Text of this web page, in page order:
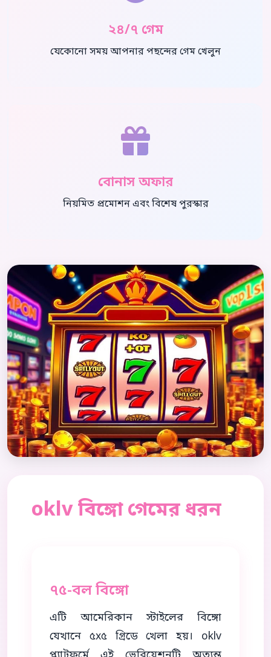
২৪/৭ গেম
যেকোনো সময় আপনার পছন্দের গেম খেলুন
বোনাস অফার
নিয়মিত প্রমোশন এবং বিশেষ পুরস্কার
oklv বিঙ্গো গেমের ধরন
৭৫-বল বিঙ্গো
এটি আমেরিকান স্টাইলের বিঙ্গো
যেখানে ৫x৫ গ্রিডে খেলা হয়। oklv